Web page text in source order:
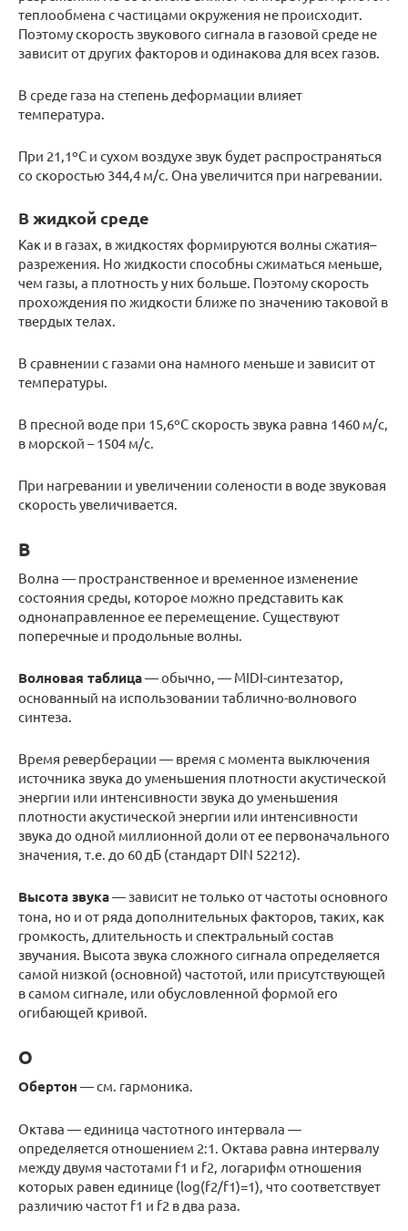
теплообмена с частицами окружения не происходит.
Поэтому скорость звукового сигнала в газовой среде не
зависит от других факторов и одинакова для всех газов.
В среде газа на степень деформации влияет
температура.
При 21,1ºС и сухом воздухе звук будет распространяться
со скоростью 344,4 м/с. Она увеличится при нагревании.
В жидкой среде
Как и в газах, в жидкостях формируются волны сжатия–
разрежения. Но жидкости способны сжиматься меньше,
чем газы, а плотность у них больше. Поэтому скорость
прохождения по жидкости ближе по значению таковой в
твердых телах.
В сравнении с газами она намного меньше и зависит от
температуры.
В пресной воде при 15,6ºС скорость звука равна 1460 м/с,
в морской – 1504 м/с.
При нагревании и увеличении солености в воде звуковая
скорость увеличивается.
В
Волна — пространственное и временное изменение
состояния среды, которое можно представить как
однонаправленное ее перемещение. Существуют
поперечные и продольные волны.
Волновая таблица— обычно, — MIDI-синтезатор,
основанный на использовании таблично-волнового
синтеза.
Время реверберации — время с момента выключения
источника звука до уменьшения плотности акустической
энергии или интенсивности звука до уменьшения
плотности акустической энергии или интенсивности
звука до одной миллионной доли от ее первоначального
значения, т.е. до 60 дБ (стандарт DIN 52212).
Высота звука— зависит не только от частоты основного
тона, но и от ряда дополнительных факторов, таких, как
громкость, длительность и спектральный состав
звучания. Высота звука сложного сигнала определяется
самой низкой (основной) частотой, или присутствующей
в самом сигнале, или обусловленной формой его
огибающей кривой.
О
Обертон — см. гармоника.
Октава — единица частотного интервала —
определяется отношением 2:1. Октава равна интервалу
между двумя частотами f1 и f2, логарифм отношения
которых равен единице (log(f2/f1)=1), что соответствует
различию частот f1 и f2 в два раза.